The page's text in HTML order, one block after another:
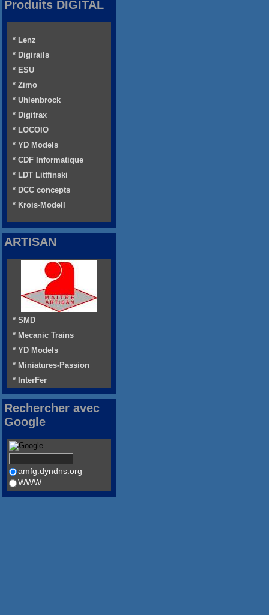
Produits DIGITAL
* Lenz
* Digirails
* ESU
* Zimo
* Uhlenbrock
* Digitrax
* LOCOIO
* YD Models
* CDF Informatique
* LDT Littfinski
* DCC concepts
* Krois-Modell
ARTISAN
* SMD
* Mecanic Trains
* YD Models
* Miniatures-Passion
* InterFer
Rechercher avec
Google
amfg.dyndns.org
WWW